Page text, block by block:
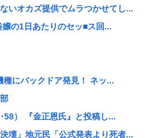
いオカズ提供でムラつかせてし...
嬢の1日あたりのセッ■ス回...
種にバックドア発見！ ネッ...
58） 『金正恩氏』と投稿し...
壊」地元民「公式発表より死者...